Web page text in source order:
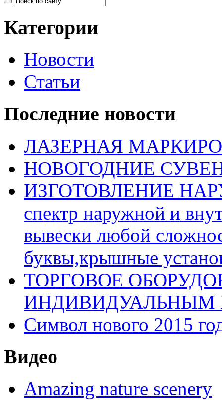
Категории
Новости
Статьи
Последние новости
ЛАЗЕРНАЯ
НОВОГОДНИЕ
ИЗГОТОВЛЕНИЕ
спектр наружной и
вывески любой
буквы,крышные
ТОРГОВОЕ
ИНДИВИДУАЛЬНЫМ
Символ нового 2015
Видео
Amazing nature scenery